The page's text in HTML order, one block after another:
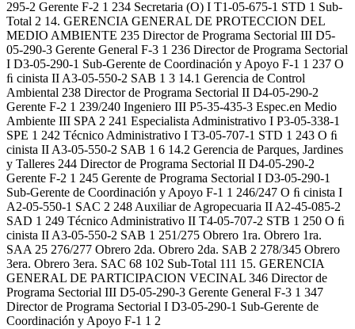
295-2 Gerente F-2 1 234 Secretaria (O) I T1-05-675-1 STD 1 Sub-
Total 2 14. GERENCIA GENERAL DE PROTECCION DEL
MEDIO AMBIENTE 235 Director de Programa Sectorial III D5-
05-290-3 Gerente General F-3 1 236 Director de Programa Sectorial
I D3-05-290-1 Sub-Gerente de Coordinación y Apoyo F-1 1 237 O
ﬁ cinista II A3-05-550-2 SAB 1 3 14.1 Gerencia de Control
Ambiental 238 Director de Programa Sectorial II D4-05-290-2
Gerente F-2 1 239/240 Ingeniero III P5-35-435-3 Espec.en Medio
Ambiente III SPA 2 241 Especialista Administrativo I P3-05-338-1
SPE 1 242 Técnico Administrativo I T3-05-707-1 STD 1 243 O ﬁ
cinista II A3-05-550-2 SAB 1 6 14.2 Gerencia de Parques, Jardines
y Talleres 244 Director de Programa Sectorial II D4-05-290-2
Gerente F-2 1 245 Gerente de Programa Sectorial I D3-05-290-1
Sub-Gerente de Coordinación y Apoyo F-1 1 246/247 O ﬁ cinista I
A2-05-550-1 SAC 2 248 Auxiliar de Agropecuaria II A2-45-085-2
SAD 1 249 Técnico Administrativo II T4-05-707-2 STB 1 250 O ﬁ
cinista II A3-05-550-2 SAB 1 251/275 Obrero 1ra. Obrero 1ra.
SAA 25 276/277 Obrero 2da. Obrero 2da. SAB 2 278/345 Obrero
3era. Obrero 3era. SAC 68 102 Sub-Total 111 15. GERENCIA
GENERAL DE PARTICIPACION VECINAL 346 Director de
Programa Sectorial III D5-05-290-3 Gerente General F-3 1 347
Director de Programa Sectorial I D3-05-290-1 Sub-Gerente de
Coordinación y Apoyo F-1 1 2